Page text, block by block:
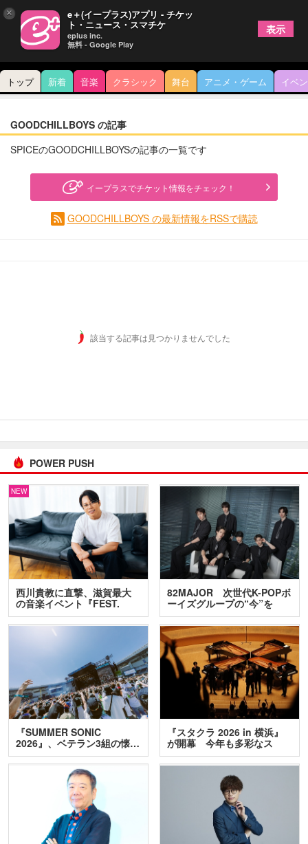
トップ 新着 音楽 クラシック 舞台 アニメ・ゲーム イベ
GOODCHILLBOYS の記事
SPICEのGOODCHILLBOYSの記事の一覧です
イープラスでチケット情報をチェック！
GOODCHILLBOYS の最新情報をRSSで購読
該当する記事は見つかりませんでした
POWER PUSH
NEW
西川貴教に直撃、滋賀最大
の音楽イベント『FEST.
INA…
82MAJOR 次世代K-POPボ
ーイズグループの“今”を
訊…
『SUMMER SONIC
2026』、ベテラン3組の懐…
『スタクラ 2026 in 横浜』
が開幕 今年も多彩なス
テ…
× e＋(イープラス)アプリ - チケッ
ト・ニュース・スマチケ
eplus inc.
無料 - Google Play
表示